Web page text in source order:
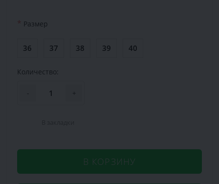
* Размер
36 37 38 39 40
Количество:
- +
В КОРЗИНУ